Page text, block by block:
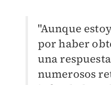
"Aunque
por haber
una
numerosos